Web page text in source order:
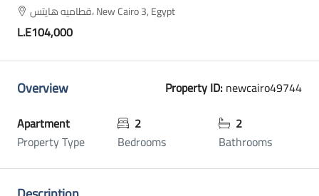
قطاميه هايتس، New Cairo 3, Egypt
L.E104,000
Overview Property ID: newcairo49744
Apartment
Property Type
2
Bedrooms
2
Bathrooms